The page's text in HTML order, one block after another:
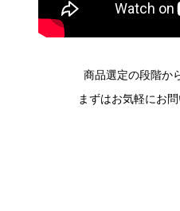
商品選定の段階か
まずはお気軽にお